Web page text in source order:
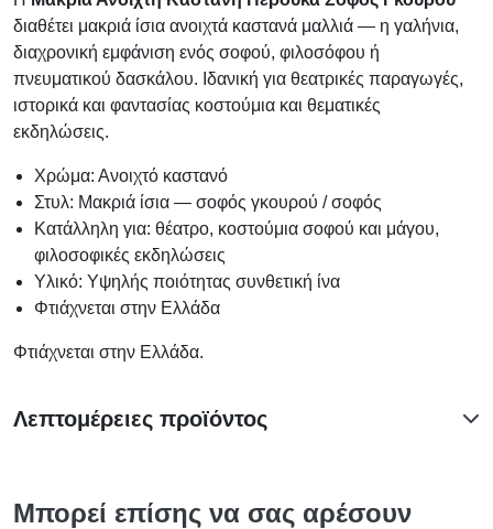
διαθέτει μακριά ίσια ανοιχτά καστανά μαλλιά — η γαλήνια,
διαχρονική εμφάνιση ενός σοφού, φιλοσόφου ή
πνευματικού δασκάλου. Ιδανική για θεατρικές παραγωγές,
ιστορικά και φαντασίας κοστούμια και θεματικές
εκδηλώσεις.
Χρώμα: Ανοιχτό καστανό
Στυλ: Μακριά ίσια — σοφός γκουρού / σοφός
Κατάλληλη για: θέατρο, κοστούμια σοφού και μάγου,
φιλοσοφικές εκδηλώσεις
Υλικό: Υψηλής ποιότητας συνθετική ίνα
Φτιάχνεται στην Ελλάδα
Φτιάχνεται στην Ελλάδα.
Λεπτομέρειες προϊόντος
Μπορεί επίσης να σας αρέσουν